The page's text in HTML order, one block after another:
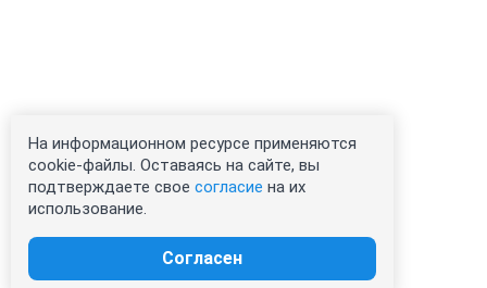
На информационном ресурсе применяются
cookie-файлы. Оставаясь на сайте, вы
подтверждаете свое согласие на их
использование.
Согласен